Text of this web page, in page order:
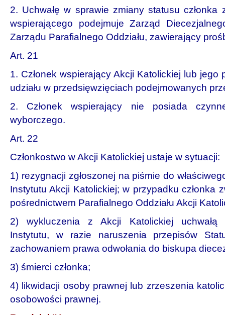
2. Uchwałę w sprawie zmiany statusu członka
wspierającego podejmuje Zarząd
Zarządu Parafialnego Oddziału, zawierający
Art. 21
1. Członek wspierający Akcji Katolickiej lub jego
udziału w przedsięwzięciach podejmowanych
2. Członek wspierający nie posiada
wyborczego.
Art. 22
Członkostwo w Akcji Katolickiej ustaje w sytuacji:
1) rezygnacji zgłoszonej na piśmie do
Instytutu Akcji Katolickiej; w przypadku członka
pośrednictwem Parafialnego Oddziału Akcji
2) wykluczenia z Akcji Katolickiej uchwałą
Instytutu, w razie naruszenia przepisów
zachowaniem prawa odwołania do biskupa
3) śmierci członka;
4) likwidacji osoby prawnej lub zrzeszenia
osobowości prawnej.